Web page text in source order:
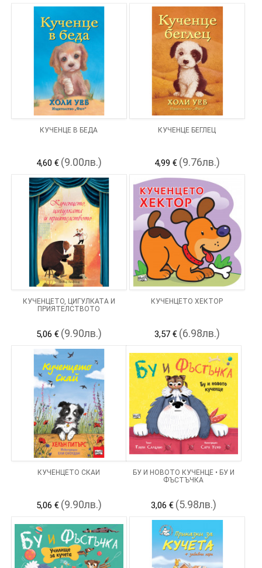
КУЧЕНЦЕ В БЕДА
4,60 € (9.00лв.)
КУЧЕНЦЕ БЕГЛЕЦ
4,99 € (9.76лв.)
КУЧЕНЦЕТО, ЦИГУЛКАТА И
ПРИЯТЕЛСТВОТО
5,06 € (9.90лв.)
КУЧЕНЦЕТО ХЕКТОР
3,57 € (6.98лв.)
КУЧЕНЦЕТО СКАЙ
5,06 € (9.90лв.)
БУ И НОВОТО КУЧЕНЦЕ • БУ И
ФЪСТЪЧКА
3,06 € (5.98лв.)